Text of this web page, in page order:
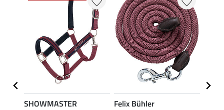
SHOWMASTER
Felix Bühler